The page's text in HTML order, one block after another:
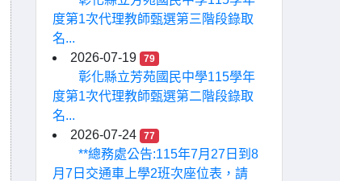
度第1次代理教師甄選第三階段錄取
名...
2026-07-19
79
彰化縣立芳苑國民中學115學年
度第1次代理教師甄選第二階段錄取
名...
2026-07-24
77
**總務處公告:115年7月27日到8
月7日交通車上學2班次座位表，請